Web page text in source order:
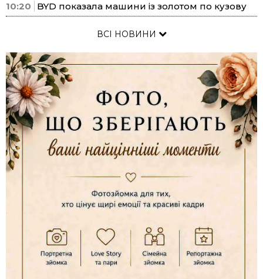
10:20
BYD показала машини із золотом по кузову
ВСІ НОВИНИ